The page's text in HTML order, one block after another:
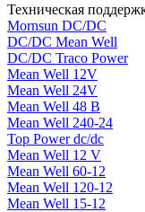
Техническая
Mornsun DC/DC
DC/DC Mean Well
DC/DC Traco Power
Mean Well 12V
Mean Well 24V
Mean Well 48 В
Mean Well 240-24
Top Power dc/dc
Mean Well 12 V
Mean Well 60-12
Mean Well 120-12
Mean Well 15-12